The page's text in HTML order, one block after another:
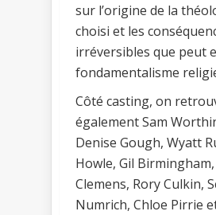
sur l’origine de la
choisi et les
irréversibles que peut
fondamentalisme
Côté casting, on
également Sam
Denise Gough, Wyatt
Howle, Gil
Clemens, Rory Culkin,
Numrich, Chloe Pirrie